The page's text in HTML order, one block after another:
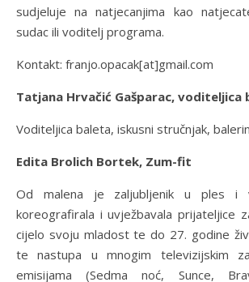
sudjeluje na natjecanjima kao
sudac ili voditelj programa.
Kontakt: franjo.opacak[at]gmail.com
Tatjana Hrvačić Gašparac, voditeljica
Voditeljica baleta, iskusni stručnjak,
Edita Brolich Bortek, Zum-fit
Od malena je zaljubljenik u ples
koreografirala i uvježbavala prijateljice
cijelo svoju mladost te do 27. godine
te nastupa u mnogim televizijskim
emisijama (Sedma noć, Sunce,